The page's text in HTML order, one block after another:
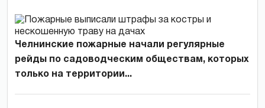
Челнинские пожарные начали регулярные
рейды по садоводческим обществам, которых
только на территории...